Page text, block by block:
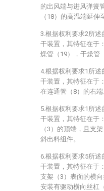
的出风端与进风弹簧
（18）的高温端延伸
3.根据权利要求2所
干装置，其特征在于
燥管（19），干燥管
4.根据权利要求1所
干装置，其特征在于
在连通管（8）的右端
5.根据权利要求1所
干装置，其特征在于
（3）的顶端，且支
斜出料组件。
6.根据权利要求5所
干装置，其特征在于
支架（3）表面的横
安装有驱动横向丝杠